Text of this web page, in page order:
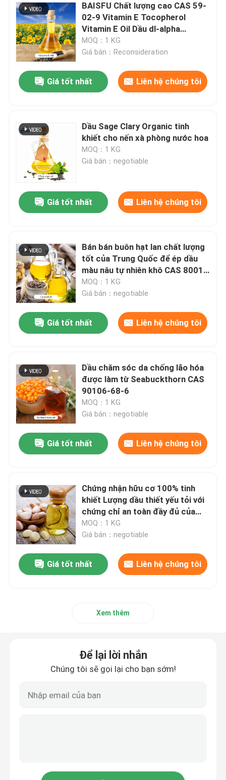
Để lại lời nhắn
Chúng tôi sẽ gọi lại cho bạn sớm!
Gửi đi
Màu sắc tố tự nhiên
sản phẩm chăm sóc sức khỏe
BAISFU Chất lượng cao CAS 59-
02-9 Vitamin E Tocopherol
Vitamin E Oil Dầu dl-alpha
tocopherol tự nhiên
MOQ：1 KG
Giá bán：Reconsideration
Giá tốt nhất Liên hệ chúng tôi
Dầu Sage Clary Organic tinh
khiết cho nến xà phòng nước hoa
MOQ：1 KG
Giá bán：negotiable
Giá tốt nhất Liên hệ chúng tôi
Bán bán buôn hạt lan chất lượng
tốt của Trung Quốc để ép dầu
màu nâu tự nhiên khô CAS 8001-
26-1
MOQ：1 KG
Giá bán：negotiable
Giá tốt nhất Liên hệ chúng tôi
Dầu chăm sóc da chống lão hóa
được làm từ Seabuckthorn CAS
90106-68-6
MOQ：1 KG
Giá bán：negotiable
Giá tốt nhất Liên hệ chúng tôi
Chứng nhận hữu cơ 100% tinh
khiết Lượng dầu thiết yếu tỏi với
chứng chỉ an toàn đầy đủ của
MSDS
MOQ：1 KG
Giá bán：negotiable
Giá tốt nhất Liên hệ chúng tôi
Xem thêm
Để lại lời nhắn
Chúng tôi sẽ gọi lại cho bạn sớm!